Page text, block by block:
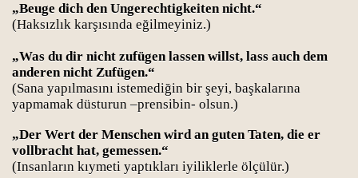
„Beuge dich den Ungerechtigkeiten nicht.“
(Haksızlık karşısında eğilmeyiniz.)
„Was du dir nicht zufügen lassen willst, lass auch dem
anderen nicht Zufügen.“
(Sana yapılmasını istemediğin bir şeyi, başkalarına
yapmamak düsturun –prensibin- olsun.)
„Der Wert der Menschen wird an guten Taten, die er
vollbracht hat, gemessen.“
(Insanların kıymeti yaptıkları iyiliklerle ölçülür.)